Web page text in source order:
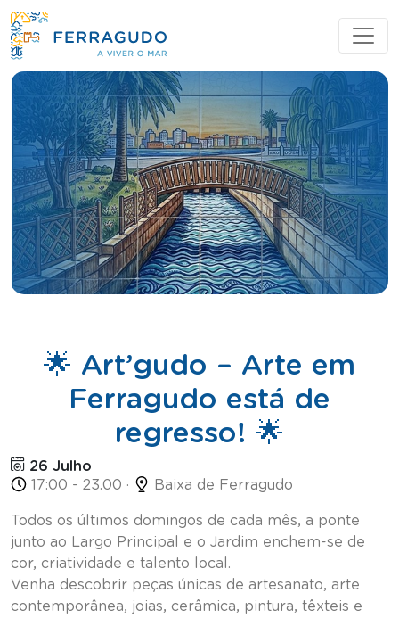
🌟 Art’gudo – Arte em
Ferragudo está de
regresso! 🌟
26 Julho
17:00 - 23.00 ·
Baixa de Ferragudo
Todos os últimos domingos de cada mês, a ponte
junto ao Largo Principal e o Jardim enchem-se de
cor, criatividade e talento local.
Venha descobrir peças únicas de artesanato, arte
contemporânea, joias, cerâmica, pintura, têxteis e